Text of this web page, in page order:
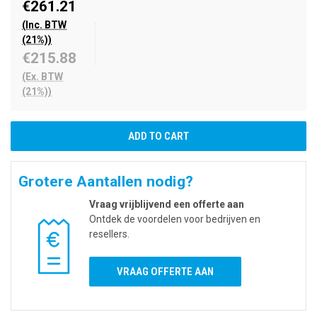
€261.21
(Inc. BTW
(21%))
€215.88
(Ex. BTW
(21%))
Grotere Aantallen nodig?
Vraag vrijblijvend een offerte aan
Ontdek de voordelen voor bedrijven en
resellers.
VRAAG OFFERTE AAN